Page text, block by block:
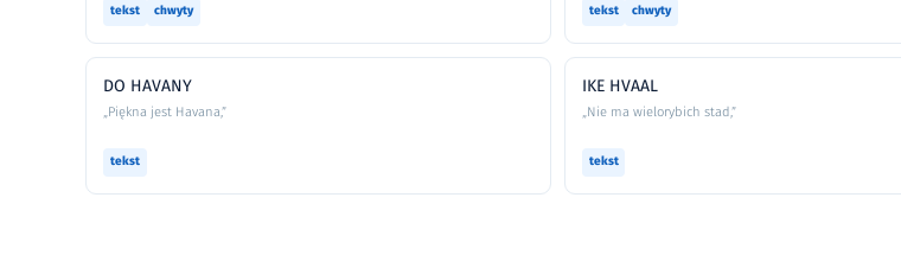
tekst chwyty tekst chwyty
DO HAVANY
„Piękna jest Havana,”
tekst
IKE HVAAL
„Nie ma wielorybich stad,”
tekst